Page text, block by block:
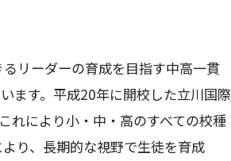
リーダーの育成を目指す中高一貫
ます。平成20年に開校した立川国際
れにより小・中・高のすべての校種
り、長期的な視野で生徒を育成